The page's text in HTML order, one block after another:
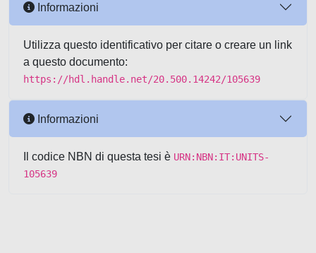
Informazioni
Utilizza questo identificativo per citare o creare un link
a questo documento:
https://hdl.handle.net/20.500.14242/105639
Informazioni
Il codice NBN di questa tesi è URN:NBN:IT:UNITS-
105639